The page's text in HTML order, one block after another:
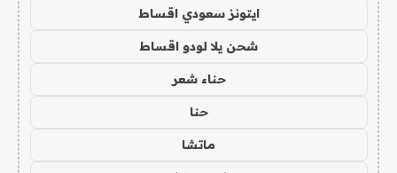
ايتونز سعودي اقساط
شحن يلا لودو اقساط
حناء شعر
حنا
ماتشا